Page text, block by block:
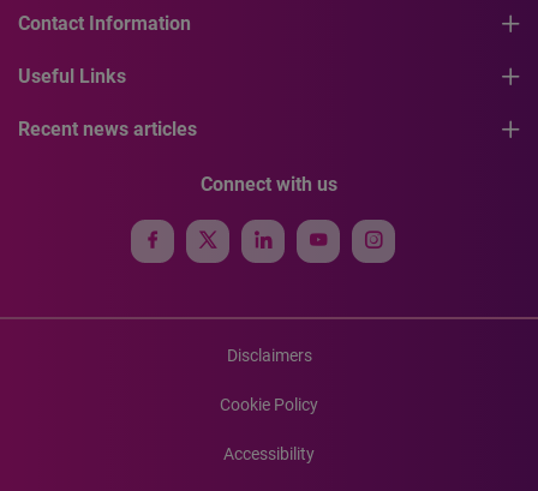
Contact Information
Useful Links
Recent news articles
Connect with us
Disclaimers
Cookie Policy
Accessibility